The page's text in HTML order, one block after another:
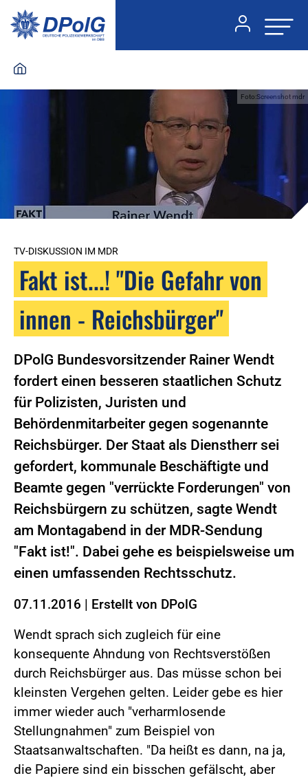
Foto:Screenshot mdr
TV-DISKUSSION IM MDR
Fakt ist...! "Die Gefahr von
innen - Reichsbürger"
DPolG Bundesvorsitzender Rainer Wendt
fordert einen besseren staatlichen Schutz
für Polizisten, Juristen und
Behördenmitarbeiter gegen sogenannte
Reichsbürger. Der Staat als Dienstherr sei
gefordert, kommunale Beschäftigte und
Beamte gegen "verrückte Forderungen" von
Reichsbürgern zu schützen, sagte Wendt
am Montagabend in der MDR-Sendung
"Fakt ist!". Dabei gehe es beispielsweise um
einen umfassenden Rechtsschutz.
07.11.2016 | Erstellt von DPolG
Wendt sprach sich zugleich für eine
konsequente Ahndung von Rechtsverstößen
durch Reichsbürger aus. Das müsse schon bei
kleinsten Vergehen gelten. Leider gebe es hier
immer wieder auch "verharmlosende
Stellungnahmen" zum Beispiel von
Staatsanwaltschaften. "Da heißt es dann, na ja,
die Papiere sind ein bisschen gefälscht, aber